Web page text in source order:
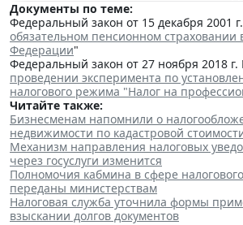
Документы по теме:
Федеральный закон от 15 декабря 2001
обязательном пенсионном страховании
Федерации"
Федеральный закон от 27 ноября 2018
проведении эксперимента по
налогового режима "Налог на
Читайте также:
Бизнесменам напомнили о
недвижимости по кадастровой
Механизм направления налоговых
через госуслуги изменится
Полномочия кабмина в сфере
переданы министерствам
Налоговая служба уточнила формы
взыскании долгов документов